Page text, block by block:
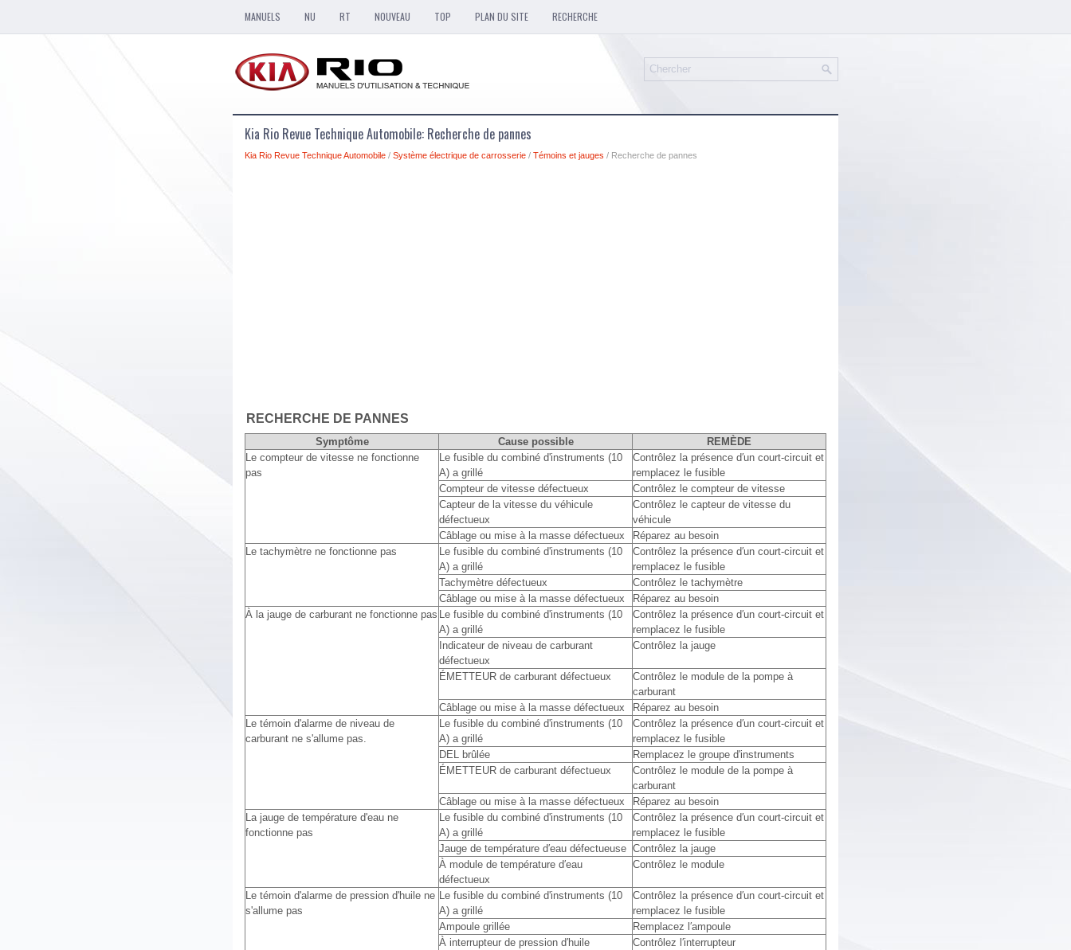
MANUELS NU RT NOUVEAU TOP PLAN DU SITE RECHERCHE
Kia Rio Revue Technique Automobile: Recherche de pannes
Kia Rio Revue Technique Automobile / Système électrique de carrosserie / Témoins et jauges / Recherche de pannes
RECHERCHE DE PANNES
Symptôme Cause possible
REMÈDE
Le compteur de vitesse ne fonctionne
pas
Le fusible du combiné d'instruments (10
A) a grillé
Contrôlez la présence d′un court-circuit et
remplacez le fusible
Compteur de vitesse défectueux
Contrôlez le compteur de vitesse
Capteur de la vitesse du véhicule
défectueux
Contrôlez le capteur de vitesse du
véhicule
Câblage ou mise à la masse défectueux
Réparez au besoin
Le tachymètre ne fonctionne pas
Le fusible du combiné d'instruments (10
A) a grillé
Contrôlez la présence d′un court-circuit et
remplacez le fusible
Tachymètre défectueux
Contrôlez le tachymètre
Câblage ou mise à la masse défectueux
Réparez au besoin
À la jauge de carburant ne fonctionne pas Le fusible du combiné d'instruments (10
A) a grillé
Contrôlez la présence d′un court-circuit et
remplacez le fusible
Indicateur de niveau de carburant
défectueux
Contrôlez la jauge
ÉMETTEUR de carburant défectueux
Contrôlez le module de la pompe à
carburant
Câblage ou mise à la masse défectueux
Réparez au besoin
Le témoin d'alarme de niveau de
carburant ne s'allume pas.
Le fusible du combiné d'instruments (10
A) a grillé
Contrôlez la présence d′un court-circuit et
remplacez le fusible
DEL brûlée
Remplacez le groupe d'instruments
ÉMETTEUR de carburant défectueux
Contrôlez le module de la pompe à
carburant
Câblage ou mise à la masse défectueux
Réparez au besoin
La jauge de température d'eau ne
fonctionne pas
Le fusible du combiné d'instruments (10
A) a grillé
Contrôlez la présence d′un court-circuit et
remplacez le fusible
Jauge de température d′eau défectueuse Contrôlez la jauge
À module de température d′eau
défectueux
Contrôlez le module
Le témoin d'alarme de pression d'huile ne
s'allume pas
Le fusible du combiné d'instruments (10
A) a grillé
Contrôlez la présence d′un court-circuit et
remplacez le fusible
Ampoule grillée
Remplacez l′ampoule
À interrupteur de pression d′huile
Contrôlez l′interrupteur